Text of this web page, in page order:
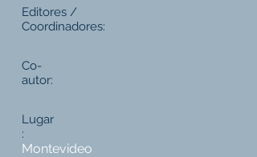
Editores /
Coordinadores:
Co-
autor:
Lugar
:
Montevideo